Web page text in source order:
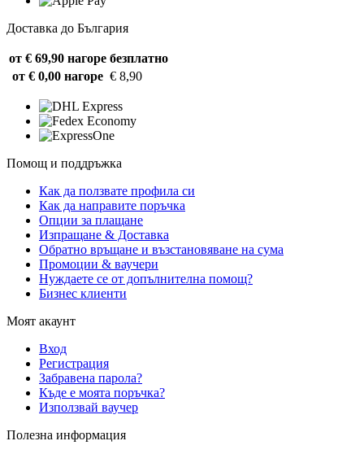
Доставка до България
от € 69,90 нагоре безплатно
от € 0,00 нагоре € 8,90
Помощ и поддръжка
Как да ползвате профила си
Как да направите поръчка
Опции за плащане
Изпращане & Доставка
Обратно връщане и възстановяване на сума
Промоции & ваучери
Нуждаете се от допълнителна помощ?
Бизнес клиенти
Моят акаунт
Вход
Регистрация
Забравена парола?
Къде е моята поръчка?
Използвай ваучер
Полезна информация